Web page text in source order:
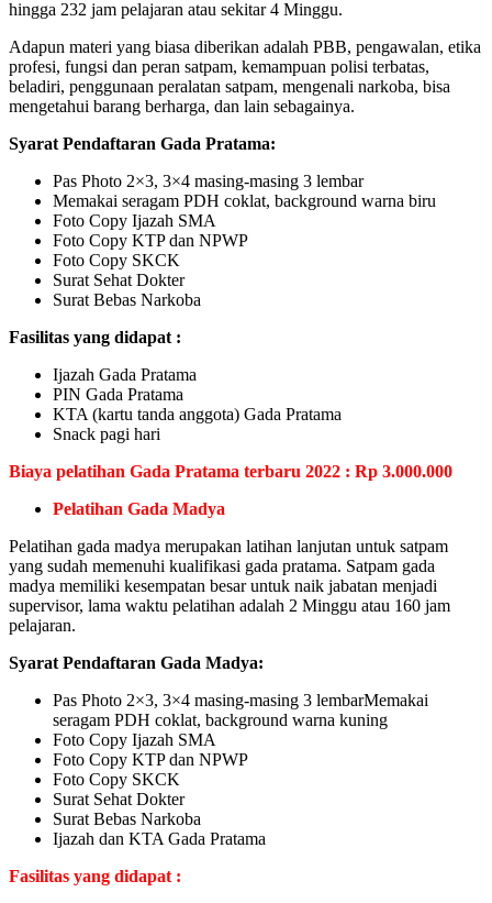
hingga 232 jam pelajaran atau sekitar 4 Minggu.
Adapun materi yang biasa diberikan adalah PBB, pengawalan, etika
profesi, fungsi dan peran satpam, kemampuan polisi terbatas,
beladiri, penggunaan peralatan satpam, mengenali narkoba, bisa
mengetahui barang berharga, dan lain sebagainya.
Syarat Pendaftaran Gada Pratama:
Pas Photo 2×3, 3×4 masing-masing 3 lembar
Memakai seragam PDH coklat, background warna biru
Foto Copy Ijazah SMA
Foto Copy KTP dan NPWP
Foto Copy SKCK
Surat Sehat Dokter
Surat Bebas Narkoba
Fasilitas yang didapat :
Ijazah Gada Pratama
PIN Gada Pratama
KTA (kartu tanda anggota) Gada Pratama
Snack pagi hari
Biaya pelatihan Gada Pratama terbaru 2022 : Rp 3.000.000
Pelatihan Gada Madya
Pelatihan gada madya merupakan latihan lanjutan untuk satpam
yang sudah memenuhi kualifikasi gada pratama. Satpam gada
madya memiliki kesempatan besar untuk naik jabatan menjadi
supervisor, lama waktu pelatihan adalah 2 Minggu atau 160 jam
pelajaran.
Syarat Pendaftaran Gada Madya:
Pas Photo 2×3, 3×4 masing-masing 3 lembarMemakai
seragam PDH coklat, background warna kuning
Foto Copy Ijazah SMA
Foto Copy KTP dan NPWP
Foto Copy SKCK
Surat Sehat Dokter
Surat Bebas Narkoba
Ijazah dan KTA Gada Pratama
Fasilitas yang didapat :